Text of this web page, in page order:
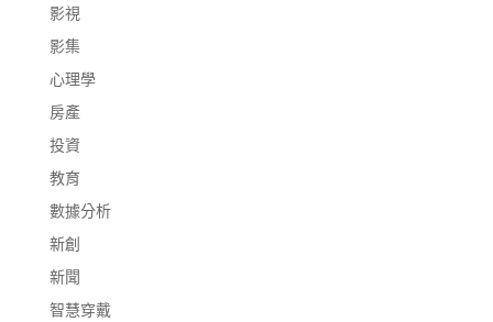
影視
影集
心理學
房產
投資
教育
數據分析
新創
新聞
智慧穿戴